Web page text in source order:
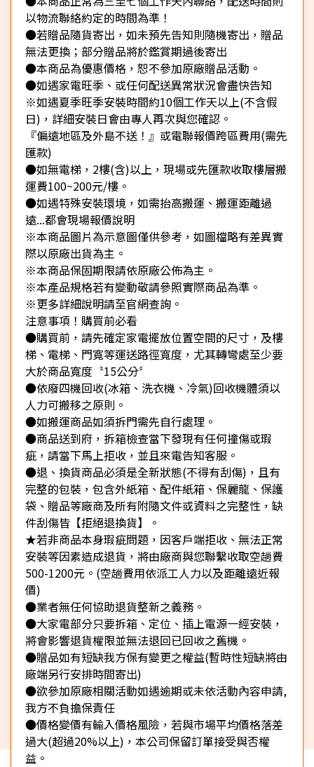
以物流聯絡約定的時間為準！
●若贈品隨貨寄出，如未預先告知則隨機寄出，贈品
無法更換；部分贈品將於鑑賞期過後寄出
●本商品為優惠價格，恕不參加原廠贈品活動。
●如遇家電旺季、或任何配送異常狀況會盡快告知
※如遇夏季旺季安裝時間約10個工作天以上(不含假
日)，詳細安裝日會由專人再次與您確認。
『偏遠地區及外島不送！』或電聯報價跨區費用(需先
匯款)
●如無電梯，2樓(含)以上，現場或先匯款收取樓層搬
運費100~200元/樓。
●如遇特殊安裝環境，如需抬高搬運、搬運距離過
遠...都會現場報價說明
※本商品圖片為示意圖僅供參考，如圖檔略有差異實
際以原廠出貨為主。
※本商品保固期限請依原廠公佈為主。
※本產品規格若有變動敬請參照實際商品為準。
※更多詳細說明請至官網查詢。
注意事項！購買前必看
●購買前，請先確定家電擺放位置空間的尺寸，及樓
梯、電梯、門寬等運送路徑寬度，尤其轉彎處至少要
大於商品寬度〝15公分〞
●依廢四機回收(冰箱、洗衣機、冷氣)回收機體須以
人力可搬移之原則。
●如搬運商品如須拆門需先自行處理。
●商品送到府，拆箱檢查當下發現有任何撞傷或瑕
疵，請當下馬上拒收，並且來電告知客服。
●退、換貨商品必須是全新狀態(不得有刮傷)，且有
完整的包裝，包含外紙箱、配件紙箱、保麗龍、保護
袋、贈品等廠商及所有附隨文件或資料之完整性，缺
件刮傷皆【拒絕退換貨】。
★若非商品本身瑕疵問題，因客戶端拒收、無法正常
安裝等因素造成退貨，將由廠商與您聯繫收取空趟費
500-1200元。(空趟費用依派工人力以及距離遠近報
價)
●業者無任何協助退貨整新之義務。
●大家電部分只要拆箱、定位、插上電源一經安裝，
將會影響退貨權限並無法退回已回收之舊機。
●贈品如有短缺我方保有變更之權益(暫時性短缺將由
廠端另行安排時間寄出)
●欲參加原廠相關活動如遇逾期或未依活動內容申請,
我方不負擔保責任
●價格變價有輸入價格風險，若與市場平均價格落差
過大(超過20%以上)，本公司保留訂單接受與否權
益。